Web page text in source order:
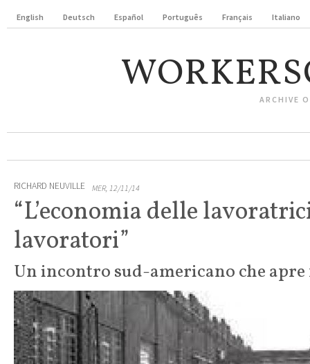
English Deutsch Español Português Français Italiano
ARCHIVE
RICHARD NEUVILLE MER, 12/11/14
“L’economia delle
lavoratori”
Un incontro sud-americano che